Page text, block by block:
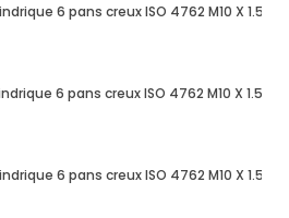
6 pans creux ISO 4762 M10 X 1.50 X
6 pans creux ISO 4762 M10 X 1.50 X
6 pans creux ISO 4762 M10 X 1.50 X